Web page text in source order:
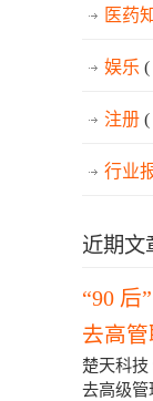
医药
娱乐 (
注册 (
行业
近期文
“90 后
去高
楚天科
去高级管